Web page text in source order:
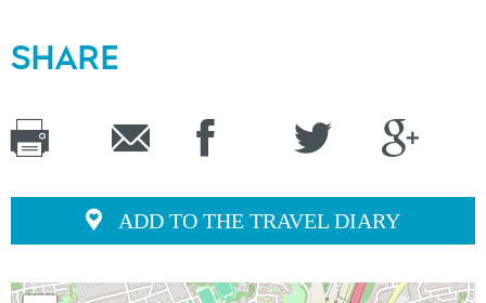
SHARE
ADD TO THE TRAVEL DIARY